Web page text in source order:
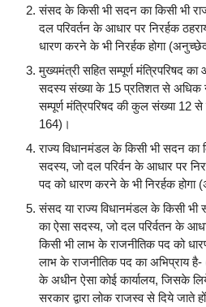
संसद के किसी भी सदन का किसी भी
दल परिवर्तन के आधार पर निरर्हक
धारण करने के भी निरर्हक होगा
मुख्यमंत्री सहित सम्पूर्ण मंत्रिपरिषद
सदस्य संख्या के 15 प्रतिशत से अधिक
सम्पूर्ण मंत्रिपरिषद की कुल संख्या 12
164)।
राज्य विधानमंडल के किसी भी सदन का
सदस्य, जो दल परिर्वन के आधार पर
पद को धारण करने के भी निरर्हक
संसद या राज्य विधानमंडल के किसी भी
का ऐसा सदस्य, जो दल परिर्वतन के
किसी भी लाभ के राजनीतिक पद को
लाभ के राजनीतिक पद का अभिप्राय
के अधीन ऐसा कोई कार्यालय, जिसके
सरकार द्वारा लोक राजस्व से दिये जाते